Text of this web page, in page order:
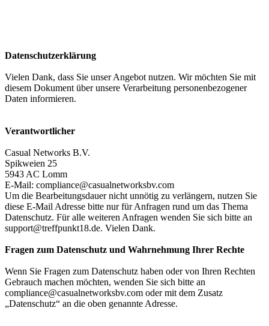
Datenschutzerklärung
Vielen Dank, dass Sie unser Angebot nutzen. Wir möchten Sie mit
diesem Dokument über unsere Verarbeitung personenbezogener
Daten informieren.
Verantwortlicher
Casual Networks B.V.
Spikweien 25
5943 AC Lomm
E-Mail: compliance@casualnetworksbv.com
Um die Bearbeitungsdauer nicht unnötig zu verlängern, nutzen Sie
diese E-Mail Adresse bitte nur für Anfragen rund um das Thema
Datenschutz. Für alle weiteren Anfragen wenden Sie sich bitte an
support@treffpunkt18.de. Vielen Dank.
Fragen zum Datenschutz und Wahrnehmung Ihrer Rechte
Wenn Sie Fragen zum Datenschutz haben oder von Ihren Rechten
Gebrauch machen möchten, wenden Sie sich bitte an
compliance@casualnetworksbv.com oder mit dem Zusatz
„Datenschutz“ an die oben genannte Adresse.